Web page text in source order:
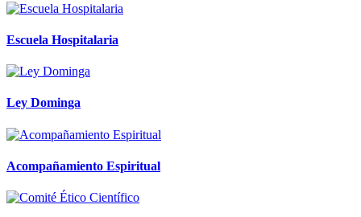
Escuela Hospitalaria
Ley Dominga
Acompañamiento Espiritual